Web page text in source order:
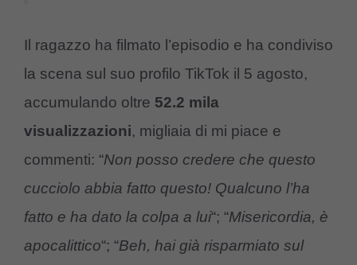
Il ragazzo ha filmato l’episodio e ha condiviso
la scena sul suo profilo TikTok il 5 agosto,
accumulando oltre 52.2 mila
visualizzazioni, migliaia di mi piace e
commenti: “Non posso credere che questo
cucciolo abbia fatto questo! Qualcuno l’ha
fatto e ha dato la colpa a lui“; “Misericordia, è
apocalittico“; “Beh, hai già risparmiato sul